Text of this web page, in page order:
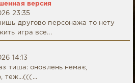
версия
23:35
другово персонажа то нету
игра все...
14:13
тиша: оновлень немає,
теж...(((...